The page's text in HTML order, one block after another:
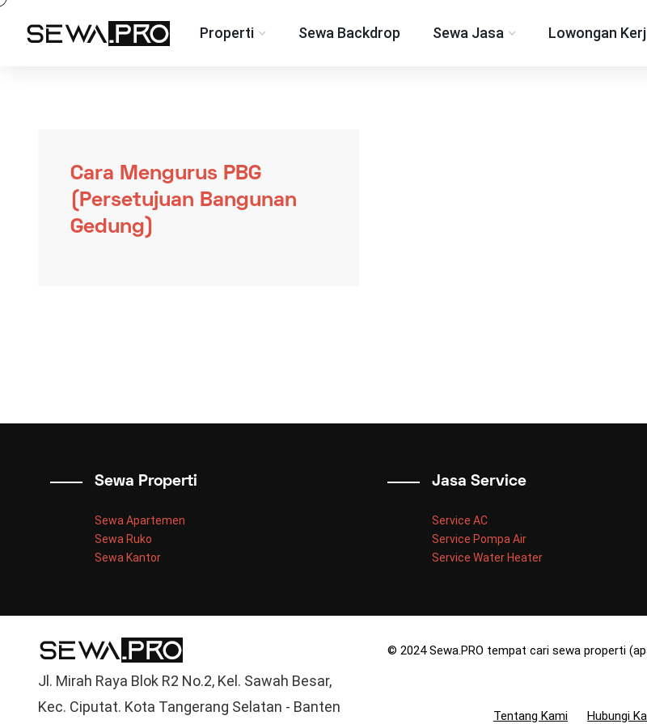
Properti Sewa Backdrop Sewa Jasa Lowongan
Cara Mengurus PBG
(Persetujuan Bangunan
Gedung)
Sewa Properti
Sewa Apartemen
Sewa Ruko
Sewa Kantor
Jasa Service
Service AC
Service Pompa Air
Service Water Heater
Jl. Mirah Raya Blok R2 No.2, Kel. Sawah Besar,
Kec. Ciputat. Kota Tangerang Selatan - Banten
© 2024 Sewa.PRO tempat cari sewa properti
Tentang Kami Hubungi